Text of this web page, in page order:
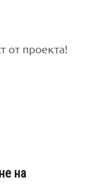
от проекта!
на